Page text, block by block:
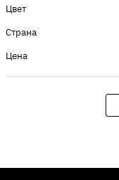
Цвет
Страна
Цена